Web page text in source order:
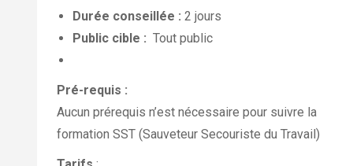
Durée conseillée : 2 jours
Public cible : Tout public
Pré-requis :
Aucun prérequis n’est nécessaire pour suivre la
formation SST (Sauveteur Secouriste du Travail)